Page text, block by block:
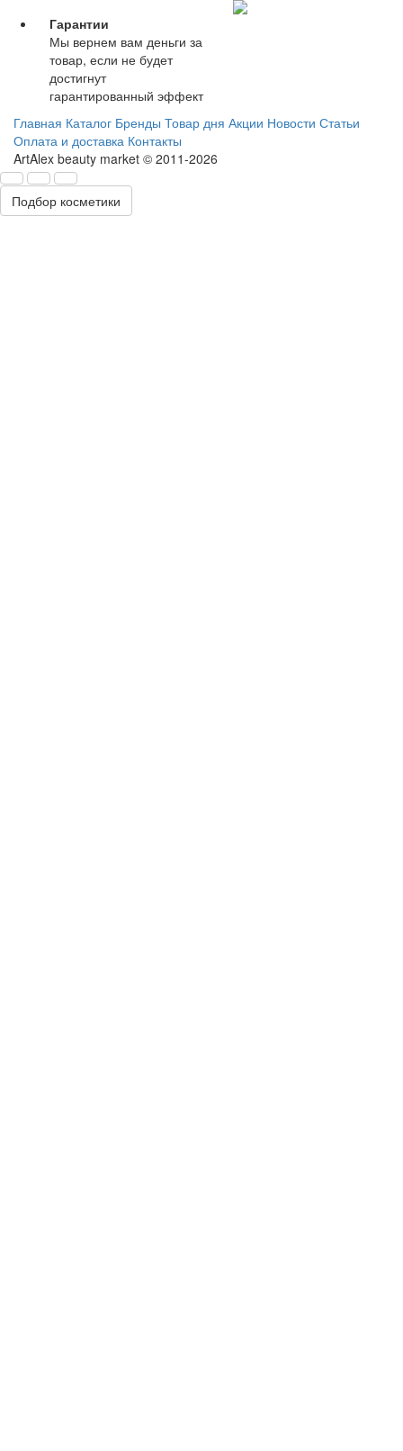
Гарантии
Мы вернем вам деньги за
товар, если не будет
достигнут
гарантированный эффект
Главная Каталог Бренды Товар дня Акции Новости Статьи
Оплата и доставка Контакты
ArtAlex beauty market © 2011-2026
Подбор косметики